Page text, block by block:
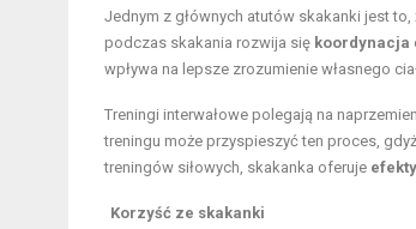
Jednym z głównych atutów skakanki jest
podczas skakania rozwija się koordynacja
wpływa na lepsze zrozumienie własnego
Treningi interwałowe polegają na
treningu może przyspieszyć ten proces,
treningów siłowych, skakanka oferuje
Korzyść ze skakanki